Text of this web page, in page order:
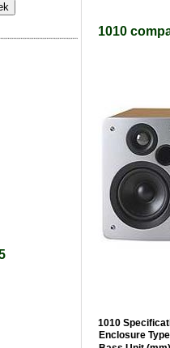
1010
1010
Enclosure Type